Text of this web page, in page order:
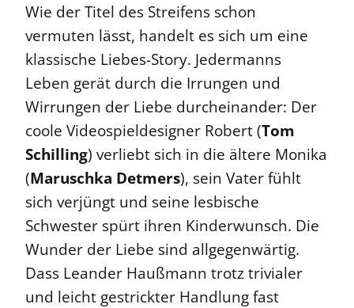
Wie der Titel des Streifens schon
vermuten lässt, handelt es sich um eine
klassische Liebes-Story. Jedermanns
Leben gerät durch die Irrungen und
Wirrungen der Liebe durcheinander: Der
coole Videospieldesigner Robert (Tom
Schilling) verliebt sich in die ältere Monika
(Maruschka Detmers), sein Vater fühlt
sich verjüngt und seine lesbische
Schwester spürt ihren Kinderwunsch. Die
Wunder der Liebe sind allgegenwärtig.
Dass Leander Haußmann trotz trivialer
und leicht gestrickter Handlung fast